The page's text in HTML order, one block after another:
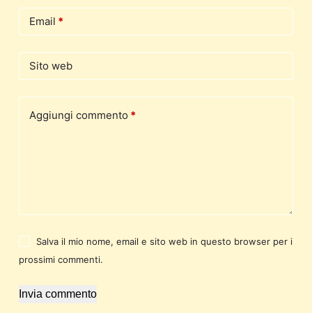
Email *
Sito web
Aggiungi commento *
Salva il mio nome, email e sito web in questo browser per i
prossimi commenti.
Invia commento